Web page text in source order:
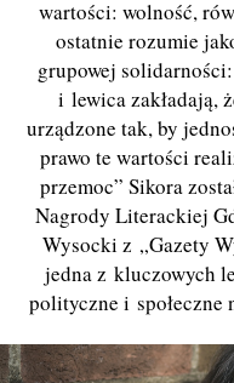
wartości: wolność,
ostatnie rozumie
grupowej
i lewica zakładają,
urządzone tak, by
prawo te wartości
przemoc” Sikora
Nagrody Literackiej
Wysocki z „Gazety
jedna z kluczowych
polityczne i społeczne